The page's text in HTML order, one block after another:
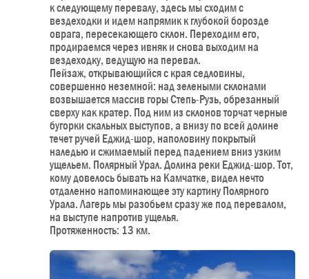
к следующему перевалу, здесь мы сходим с
вездеходки и идем напрямик к глубокой борозде
оврага, пересекающего склон. Переходим его,
продираемся через ивняк и снова выходим на
вездеходку, ведущую на перевал.
Пейзаж, открывающийся с края седловины,
совершенно неземной: над зелеными склонами
возвышается массив горы Степь-Рузь, обрезанный
сверху как кратер. Под ним из склонов торчат черные
бугорки скальных выступов, а внизу по всей долине
течет ручей Еджид-шор, наполовину покрытый
наледью и сжимаемый перед падением вниз узким
ущельем. Полярный Урал. Долина реки Еджид-шор. Тот,
кому довелось бывать на Камчатке, видел нечто
отдаленно напоминающее эту картину Полярного
Урала. Лагерь мы разобьем сразу же под перевалом,
на выступе напротив ущелья.
Протяженность: 13 км.